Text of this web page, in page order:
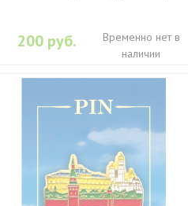
200 руб.
Временно нет в
наличии